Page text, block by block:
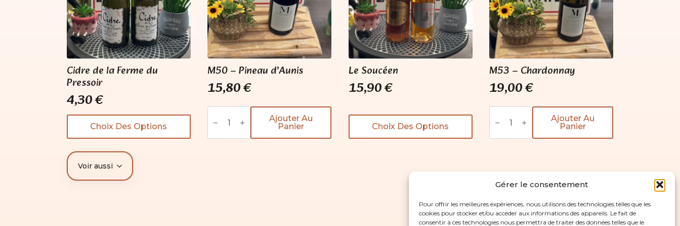
Gérer le consentement
Pour offrir les meilleures expériences, nous utilisons des technologies telles que les
cookies pour stocker et/ou accéder aux informations des appareils. Le fait de
consentir à ces technologies nous permettra de traiter des données telles que le
Cidre de la Ferme du
Pressoir
4,30€
Choix Des Options
produit
a
plusieurs
variations.
Les
M50 – Pineau d’Aunis
15,80€
quantité
M50
Ajouter Au
Panier
Le Soucéen
15,90€
Choix Des Options
produit
a
M53 – Chardonnay
19,00€
quantité
M53
Ajouter Au
Panier
Voir aussi